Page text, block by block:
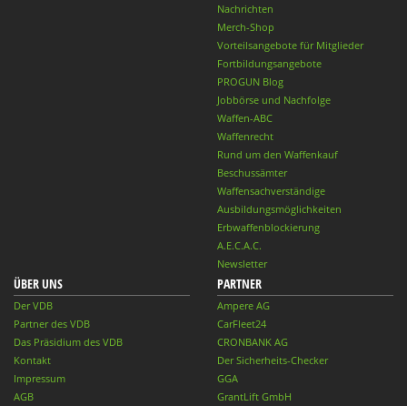
Nachrichten
Merch-Shop
Vorteilsangebote für Mitglieder
Fortbildungsangebote
PROGUN Blog
Jobbörse und Nachfolge
Waffen-ABC
Waffenrecht
Rund um den Waffenkauf
Beschussämter
Waffensachverständige
Ausbildungsmöglichkeiten
Erbwaffenblockierung
A.E.C.A.C.
Newsletter
ÜBER UNS
Der VDB
Partner des VDB
Das Präsidium des VDB
Kontakt
Impressum
AGB
PARTNER
Ampere AG
CarFleet24
CRONBANK AG
Der Sicherheits-Checker
GGA
GrantLift GmbH